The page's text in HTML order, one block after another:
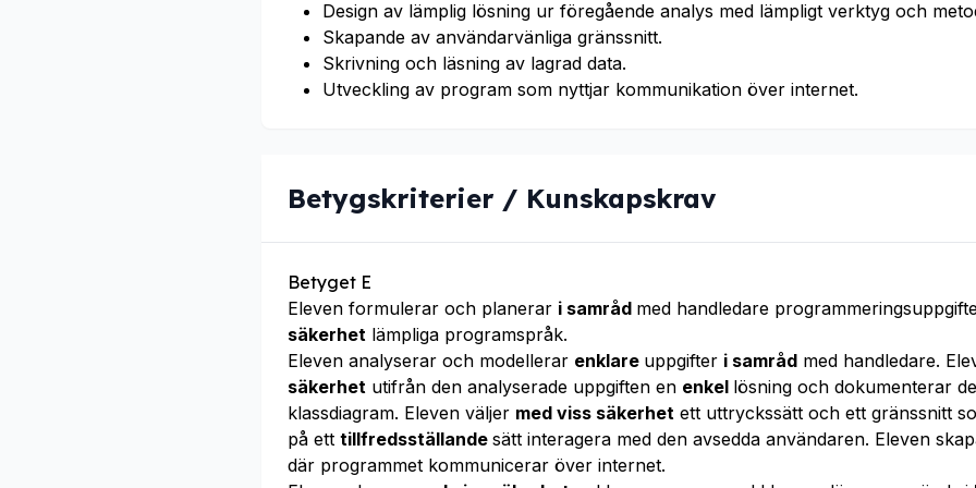
Design av lämplig lösning ur föregående analys med lämpligt verktyg och
Skapande av användarvänliga gränssnitt.
Skrivning och läsning av lagrad data.
Utveckling av program som nyttjar kommunikation över internet.
Betygskriterier / Kunskapskrav
Betyget E
Eleven formulerar och planerar i samråd med handledare
säkerhet lämpliga programspråk.
Eleven analyserar och modellerar enklare uppgifter i samråd med handledare.
säkerhet utifrån den analyserade uppgiften en enkel lösning och dokumenterar
klassdiagram. Eleven väljer med viss säkerhet ett uttryckssätt och ett gränssnitt
på ett tillfredsställande sätt interagera med den avsedda användaren. Eleven
där programmet kommunicerar över internet.